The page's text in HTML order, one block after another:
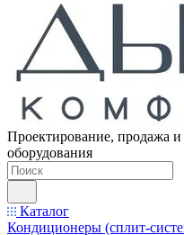
Проектирование, продажа
оборудования
Каталог
Кондиционеры (сплит-